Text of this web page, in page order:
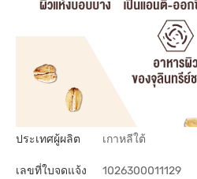
ประเทศผู้ผลิต เกาหลีใต้
เลขที่ใบจดแจ้ง 1026300011129